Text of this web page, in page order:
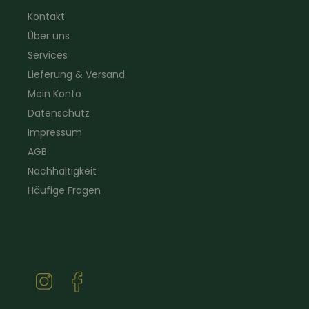
Gartenbau
Sanitär
Elektriker- und Installateur
Logistikbekleidung
Kontakt
Über uns
Services
Lieferung & Versand
Mein Konto
Datenschutz
Impressum
AGB
Nachhaltigkeit
Häufige Fragen